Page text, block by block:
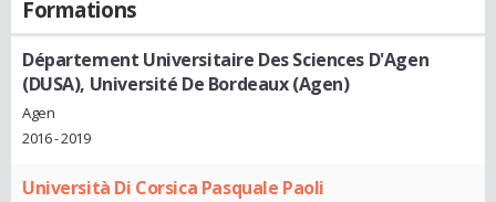
Formations
Département Universitaire Des Sciences D'Agen
(DUSA), Université De Bordeaux (Agen)
Agen
2016 - 2019
Università Di Corsica Pasquale Paoli